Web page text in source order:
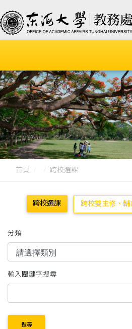
首頁 跨校選課
跨校選課 跨校雙主修、輔
分類
輸入關鍵字搜尋
搜尋